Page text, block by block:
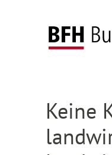
Federal Fiscal
Keine